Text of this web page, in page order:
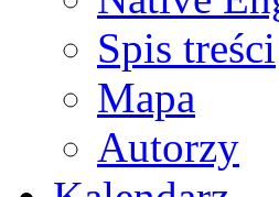
Spis treści
Mapa
Autorzy